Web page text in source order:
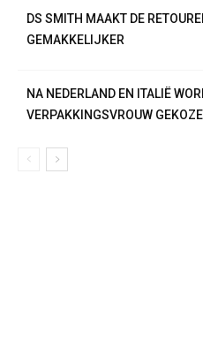
DS SMITH MAAKT DE
GEMAKKELIJKER
NA NEDERLAND EN ITALIË
VERPAKKINGSVROUW